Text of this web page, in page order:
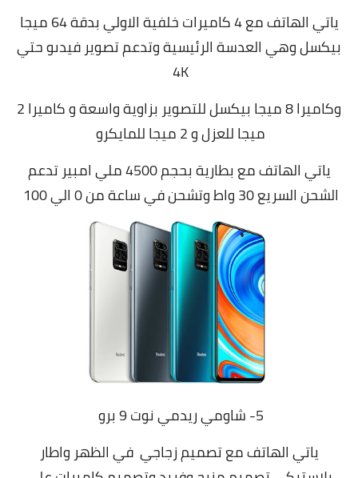
ياتي الهاتف مع 4 كاميرات خلفية الاولي بدقة 64 ميجا
بيكسل وهي العدسة الرئيسية وتدعم تصوير فيدىو حتي
4K
وكاميرا 8 ميجا بيكسل للتصوير بزاوية واسعة و كاميرا 2
ميجا للعزل و 2 ميجا للمايكرو
ياتي الهاتف مع بطارية بحجم 4500 ملي امبير تدعم
الشحن السريع 30 واط وتشحن في ساعة من 0 الي 100
5- شاومي ريدمي نوت 9 برو
ياتي الهاتف مع تصميم زجاجي في الظهر واطار